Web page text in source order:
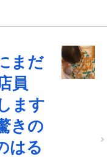
まだ
員
ます
きの
はる